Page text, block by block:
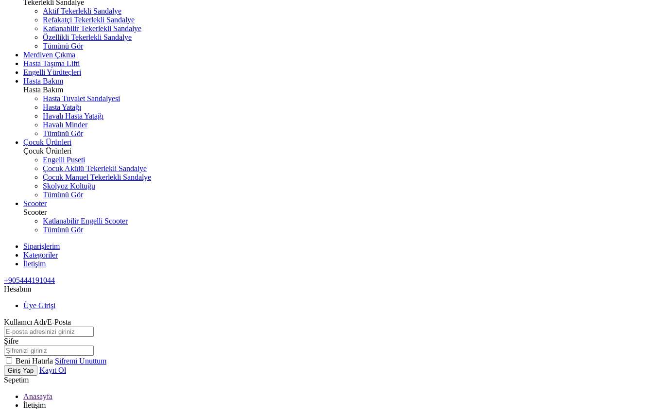
Tekerlekli Sandalye
Aktif Tekerlekli Sandalye
Refakatçi Tekerlekli Sandalye
Katlanabilir Tekerlekli Sandalye
Özellikli Tekerlekli Sandalye
Tümünü Gör
Merdiven Çıkma
Hasta Taşıma Lifti
Engelli Yürüteçleri
Hasta Bakım
Hasta Bakım
Hasta Tuvalet Sandalyesi
Hasta Yatağı
Havalı Hasta Yatağı
Havalı Minder
Tümünü Gör
Çocuk Ürünleri
Çocuk Ürünleri
Engelli Puseti
Çocuk Akülü Tekerlekli Sandalye
Çocuk Manuel Tekerlekli Sandalye
Skolyoz Koltuğu
Tümünü Gör
Scooter
Scooter
Katlanabilir Engelli Scooter
Tümünü Gör
Siparişlerim
Kategoriler
İletişim
+905444191044
Hesabım
Üye Girişi
Kullanıcı Adı/E-Posta
Şifre
Beni Hatırla Şifremi Unuttum
Giriş Yap
Kayıt Ol
Sepetim
Anasayfa
İletişim